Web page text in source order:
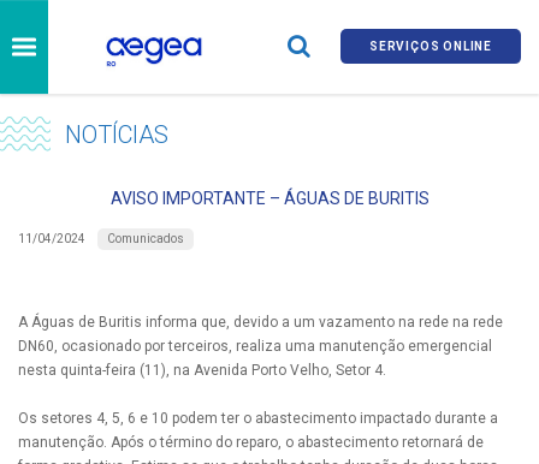
SERVIÇOS ONLINE
NOTÍCIAS
AVISO IMPORTANTE – ÁGUAS DE BURITIS
11/04/2024 Comunicados
A Águas de Buritis informa que, devido a um vazamento na rede na rede
DN60, ocasionado por terceiros, realiza uma manutenção emergencial
nesta quinta-feira (11), na Avenida Porto Velho, Setor 4.
Os setores 4, 5, 6 e 10 podem ter o abastecimento impactado durante a
manutenção. Após o término do reparo, o abastecimento retornará de